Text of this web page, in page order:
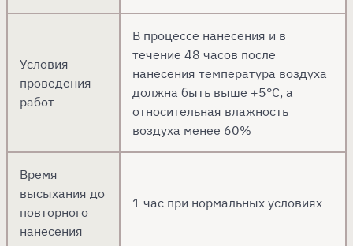
Условия
проведения
работ
В процессе нанесения и в
течение 48 часов после
нанесения температура воздуха
должна быть выше +5°С, а
относительная влажность
воздуха менее 60%
Время
высыхания до
повторного
нанесения
1 час при нормальных условиях